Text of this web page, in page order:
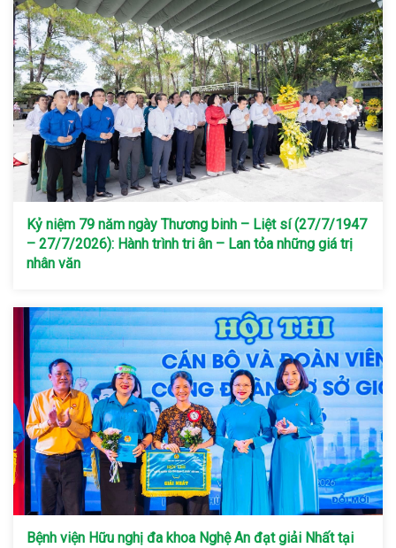
Kỷ niệm 79 năm ngày Thương binh – Liệt sí (27/7/1947
– 27/7/2026): Hành trình tri ân – Lan tỏa những giá trị
nhân văn
Bệnh viện Hữu nghị đa khoa Nghệ An đạt giải Nhất tại